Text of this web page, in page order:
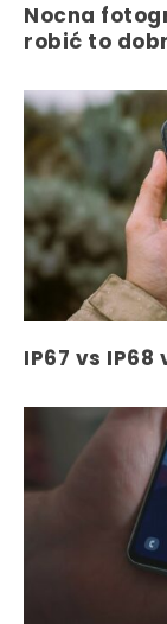
Nocna
robić to
IP67 vs IP68